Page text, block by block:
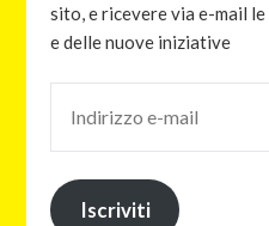
sito, e ricevere via e-mail
e delle nuove iniziative
Iscriviti